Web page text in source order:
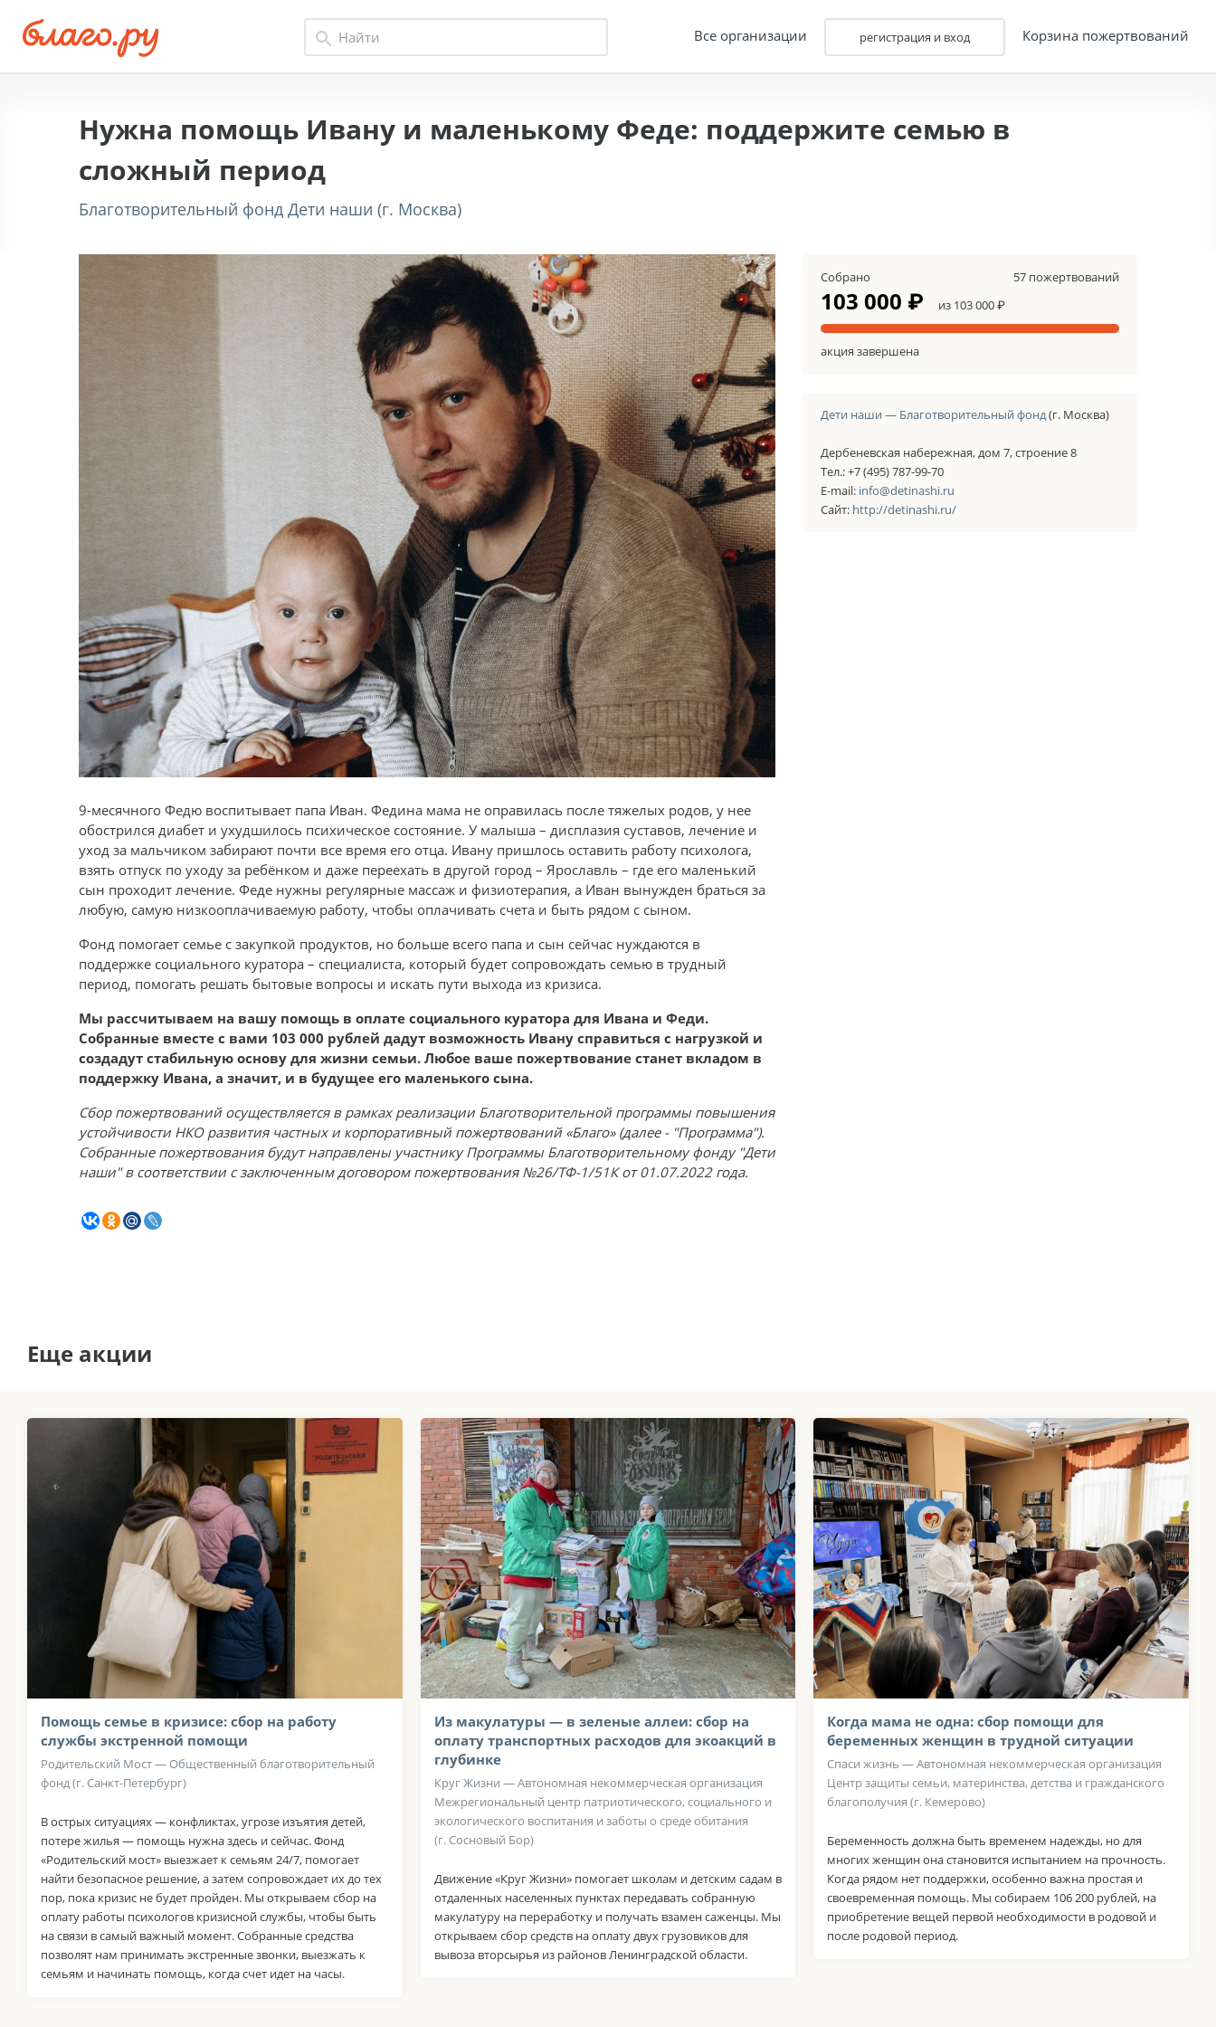
Все организации регистрация и вход Корзина пожертвований
Нужна помощь Ивану и маленькому Феде: поддержите семью в
сложный период
Благотворительный фонд Дети наши (г. Москва)
9-месячного Федю воспитывает папа Иван. Федина мама не оправилась после тяжелых родов, у нее
обострился диабет и ухудшилось психическое состояние. У малыша – дисплазия суставов, лечение и
уход за мальчиком забирают почти все время его отца. Ивану пришлось оставить работу психолога,
взять отпуск по уходу за ребёнком и даже переехать в другой город – Ярославль – где его маленький
сын проходит лечение. Феде нужны регулярные массаж и физиотерапия, а Иван вынужден браться за
любую, самую низкооплачиваемую работу, чтобы оплачивать счета и быть рядом с сыном.
Фонд помогает семье с закупкой продуктов, но больше всего папа и сын сейчас нуждаются в
поддержке социального куратора – специалиста, который будет сопровождать семью в трудный
период, помогать решать бытовые вопросы и искать пути выхода из кризиса.
Мы рассчитываем на вашу помощь в оплате социального куратора для Ивана и Феди.
Собранные вместе с вами 103 000 рублей дадут возможность Ивану справиться с нагрузкой и
создадут стабильную основу для жизни семьи. Любое ваше пожертвование станет вкладом в
поддержку Ивана, а значит, и в будущее его маленького сына.
Сбор пожертвований осуществляется в рамках реализации Благотворительной программы повышения
устойчивости НКО развития частных и корпоративный пожертвований «Благо» (далее - "Программа").
Собранные пожертвования будут направлены участнику Программы Благотворительному фонду "Дети
наши" в соответствии с заключенным договором пожертвования №26/ТФ-1/51К от 01.07.2022 года.
Собрано 57 пожертвований
103 000 ₽ из 103 000 ₽
акция завершена
Дети наши — Благотворительный фонд(г. Москва)
Дербеневская набережная, дом 7, строение 8
Тел.: +7 (495) 787-99-70
E-mail: info@detinashi.ru
Сайт: http://detinashi.ru/
Еще акции
Помощь семье в кризисе: сбор на работу
службы экстренной помощи
Родительский Мост — Общественный благотворительный
фонд (г. Санкт-Петербург)
В острых ситуациях — конфликтах, угрозе изъятия детей,
потере жилья — помощь нужна здесь и сейчас. Фонд
«Родительский мост» выезжает к семьям 24/7, помогает
найти безопасное решение, а затем сопровождает их до тех
пор, пока кризис не будет пройден. Мы открываем сбор на
оплату работы психологов кризисной службы, чтобы быть
на связи в самый важный момент. Собранные средства
позволят нам принимать экстренные звонки, выезжать к
семьям и начинать помощь, когда счет идет на часы.
Из макулатуры — в зеленые аллеи: сбор на
оплату транспортных расходов для экоакций в
глубинке
Круг Жизни — Автономная некоммерческая организация
Межрегиональный центр патриотического, социального и
экологического воспитания и заботы о среде обитания
(г. Сосновый Бор)
Движение «Круг Жизни» помогает школам и детским садам в
отдаленных населенных пунктах передавать собранную
макулатуру на переработку и получать взамен саженцы. Мы
открываем сбор средств на оплату двух грузовиков для
вывоза вторсырья из районов Ленинградской области.
Когда мама не одна: сбор помощи для
беременных женщин в трудной ситуации
Спаси жизнь — Автономная некоммерческая организация
Центр защиты семьи, материнства, детства и гражданского
благополучия (г. Кемерово)
Беременность должна быть временем надежды, но для
многих женщин она становится испытанием на прочность.
Когда рядом нет поддержки, особенно важна простая и
своевременная помощь. Мы собираем 106 200 рублей, на
приобретение вещей первой необходимости в родовой и
после родовой период.